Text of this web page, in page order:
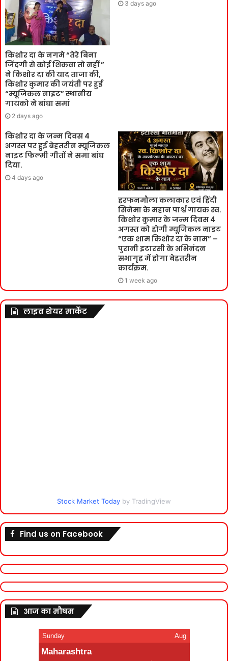
किशोर दा के नगमे “तेरे बिना
जिंदगी से कोई शिकवा तो नहीं ”
ने किशोर दा की याद ताजा की,
किशोर कुमार की जयंती पर हुई
“म्यूजिकल नाइट” स्थानीय
गायको ने बांधा समां
2 days ago
3 days ago
किशोर दा के जन्म दिवस 4
अगस्त पर हुई बेहतरीन म्यूजिकल
नाइट फिल्मी गीतों ने समा बांध
दिया.
4 days ago
हरफनमौला कलाकार एवं हिंदी
सिनेमा के महान पार्श्व गायक स्व.
किशोर कुमार के जन्म दिवस 4
अगस्त को होगी म्यूजिकल नाइट
“एक शाम किशोर दा के नाम” –
पुरानी इटारसी के अभिनंदन
सभागृह में होगा बेहतरीन
कार्यक्रम.
1 week ago
लाइव शेयर मार्केट
Stock Market Today by TradingView
Find us on Facebook
आज का मौषम
Sunday Aug
Maharashtra